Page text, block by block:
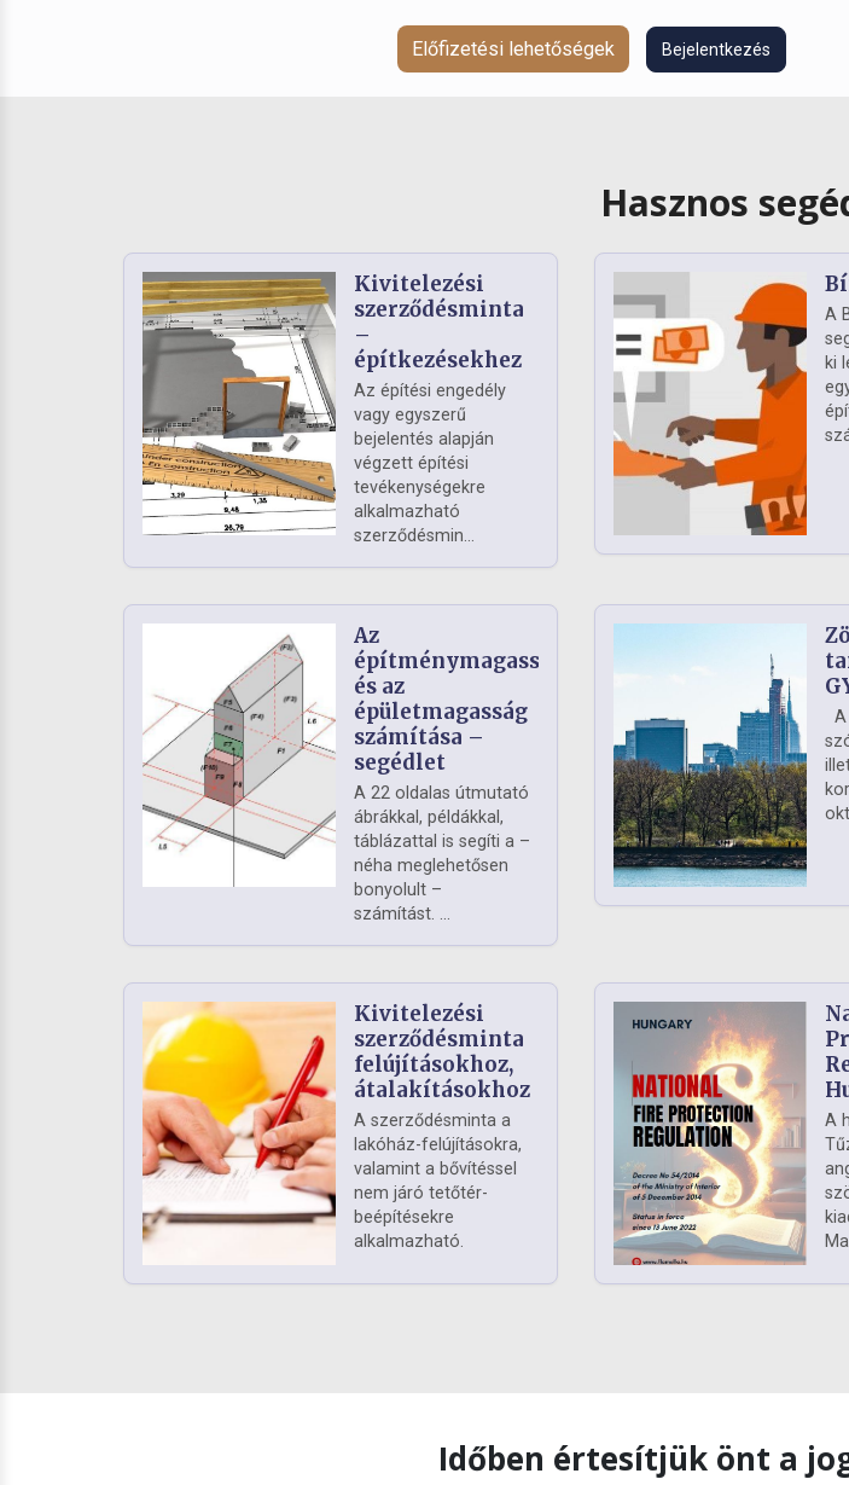
Előfizetési lehetőségek Bejelentkezés
Hasznos
Kivitelezési
szerződésminta
–
építkezésekhez
Az építési engedély
vagy egyszerű
bejelentés alapján
végzett építési
tevékenységekre
alkalmazható
szerződésmin...
A
ki
Az
építménymagasság
és az
épületmagasság
számítása –
segédlet
A 22 oldalas útmutató
ábrákkal, példákkal,
táblázattal is segíti a –
néha meglehetősen
bonyolult –
számítást. ...
Kivitelezési
szerződésminta
felújításokhoz,
átalakításokhoz
A szerződésminta a
lakóház-felújításokra,
valamint a bővítéssel
nem járó tetőtér-
beépítésekre
alkalmazható.
A
Időben értesítjük önt a